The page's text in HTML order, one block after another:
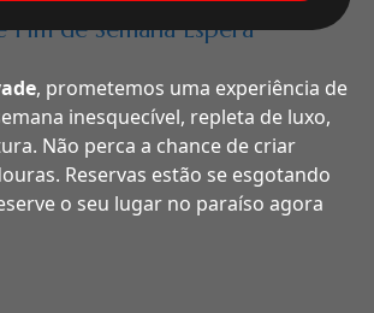
Fim de Semana Espera
, prometemos uma experiência de
inesquecível, repleta de luxo,
Não perca a chance de criar
Reservas estão se esgotando
o seu lugar no paraíso agora